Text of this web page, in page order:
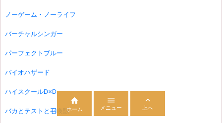
ノーゲーム・ノーライフ
バーチャルシンガー
パーフェクトブルー
バイオハザード
ハイスクールD×D
バカとテストと召喚獣

ホーム

メニュー

上へ